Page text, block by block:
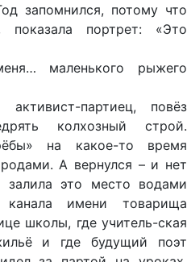
запомнился, потому что
показала портрет: «Это
маленького рыжего
партиец, повёз
колхозный строй.
на какое-то время
А вернулся – и нет
залила это место водами
канала имени товарища
школы, где учитель-ская
и где будущий поэт